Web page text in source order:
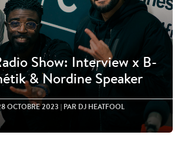
Show: Interview x B-
& Nordine Speaker
OCTOBRE 2023 | PAR DJ HEATFOOL